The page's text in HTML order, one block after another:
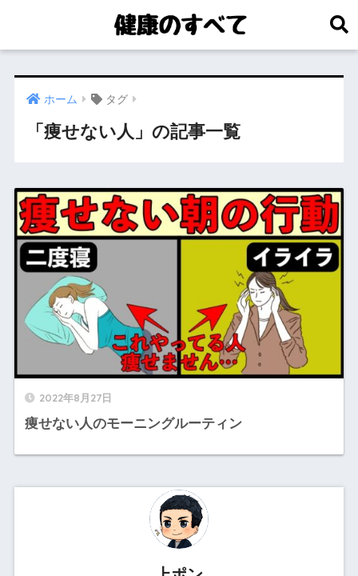
ホーム タグ
「痩せない人」の記事一覧
2022年8月27日
痩せない人のモーニングルーティン